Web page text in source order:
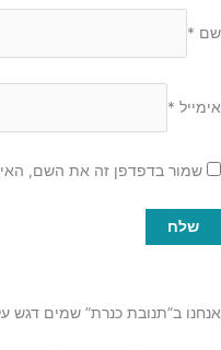
שם *
אימייל *
שמור בדפדפן זה את השם,
אנחנו ב”תנובת כנרת” שמים דגש